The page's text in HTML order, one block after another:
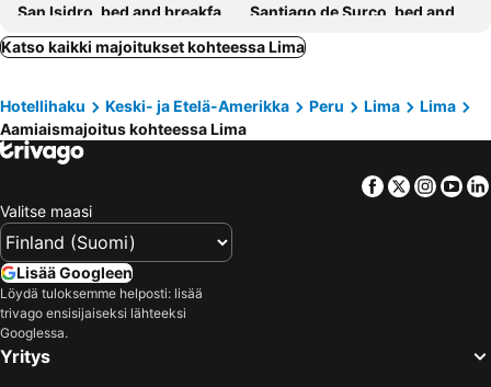
San Isidro, bed and breakfasts
Santiago de Surco, bed and breakfasts
Cieneguilla, bed and breakfasts
San Martin de Porres, bed and breakfasts
Independencia, bed and breakfasts
Chorrillos, bed and breakfasts
Villa María del Triunfo, bed and breakfasts
Katso kaikki majoitukset kohteessa Lima
Hotellihaku Keski- ja Etelä-Amerikka Peru Lima
Lima
Aamiaismajoitus kohteessa Lima
Facebook
Twitter
Valitse maasi
Lisää Googleen
Löydä tuloksemme helposti: lisää
trivago ensisijaiseksi lähteeksi
Googlessa.
Yritys